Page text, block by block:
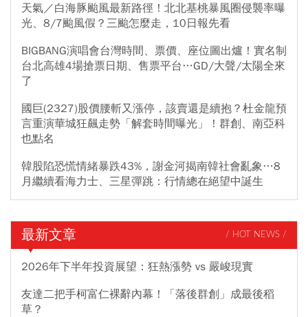
天氣／白海豚颱風最新路徑！北北基桃暴風圈侵襲率曝
光、8/7颱風假？三颱怎麼走，10日報先看
BIGBANG演唱會台灣時間、票價、座位圖出爐！實名制
台北高雄4場搶票日期、售票平台…GD/大聲/太陽全來
了
國巨(2327)股價腰斬又漲停，該賣還是續抱？杜金龍預
言重演華城狂飆走勢「解套時間曝光」！群創、南亞科
也點名
韓股陷恐慌情緒暴跌43%，謝金河揭南韓社會亂象…8
月繼續看海力士、三星彈跳：行情總在絕望中誕生
最新文章 / HOT NEWS /
2026年下半年投資展望：狂熱漲勢 vs 嚴峻現實
友達二把手柯富仁裸辭內幕！「落後群創」成最後稻
草？